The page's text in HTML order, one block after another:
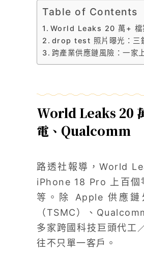
Table of Contents
World Leaks 20 萬+ 檔
drop test 照片曝光：三
跨產業供應鏈風險：一家
World Leaks 20
電、Qualcomm
路透社報導，World
iPhone 18 Pro 上百個
等。除 Apple 供應
（TSMC）、
多家跨國科技巨頭代工
往不只單一客戶。